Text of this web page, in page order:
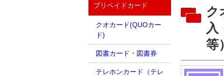
ク
入
等
プリペイドカード
クオカード(QUOカー
ド)
図書カード・図書券
テレホンカード（テレ